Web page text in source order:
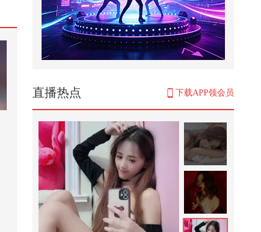
谁才是真正的敖润姑姑
1,896
【刘珈彤｜声乐小课堂】光说不练
八成脑梗本可以预防！别让血管问
题拖垮后半生！#全民健康素养提
升 ...
1,344
三明治说话法
6,763
为艺术献身的女神詹妮弗·康纳利，
幻视老婆人间尤物
直播热点 下载APP领会员